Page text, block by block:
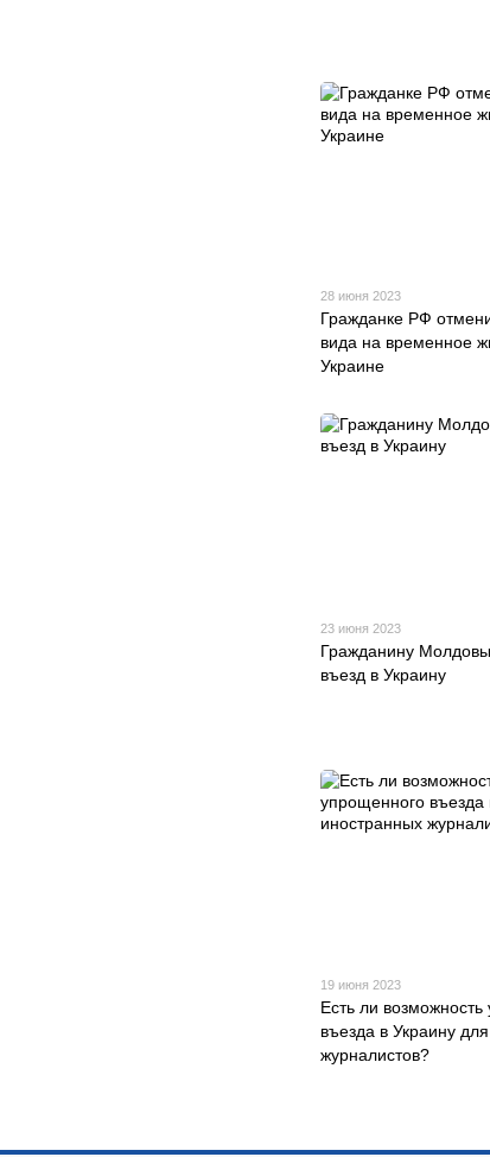
28 июня 2023
Гражданке РФ
вида на временное
Украине
23 июня 2023
Гражданину
въезд в Украину
19 июня 2023
Есть ли
въезда в Украину
журналистов?